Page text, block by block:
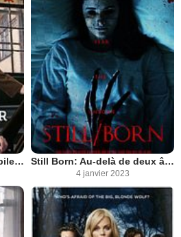
Vérités cachées : 100 mobiles pour un meurtre Still Born: Au-delà de deux âmes
4 janvier 2023